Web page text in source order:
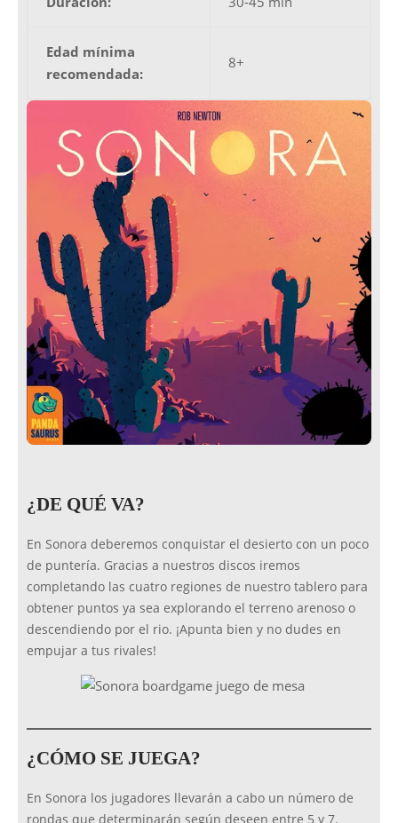
Edad mínima
recomendada:
8+
¿DE QUÉ VA?
En Sonora deberemos conquistar el desierto con un poco
de puntería. Gracias a nuestros discos iremos
completando las cuatro regiones de nuestro tablero para
obtener puntos ya sea explorando el terreno arenoso o
descendiendo por el rio. ¡Apunta bien y no dudes en
empujar a tus rivales!
¿CÓMO SE JUEGA?
En Sonora los jugadores llevarán a cabo un número de
rondas que determinarán según deseen entre 5 y 7.